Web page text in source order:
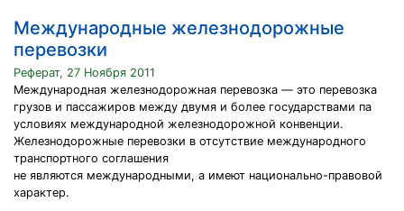
Международные железнодорожные
перевозки
Реферат, 27 Ноября 2011
Международная железнодорожная перевозка — это перевозка
грузов и пассажиров между двумя и более государствами па
условиях международной железнодорожной конвенции.
Железнодорожные перевозки в отсутствие международного
транспортного соглашения
не являются международными, а имеют национально-правовой
характер.